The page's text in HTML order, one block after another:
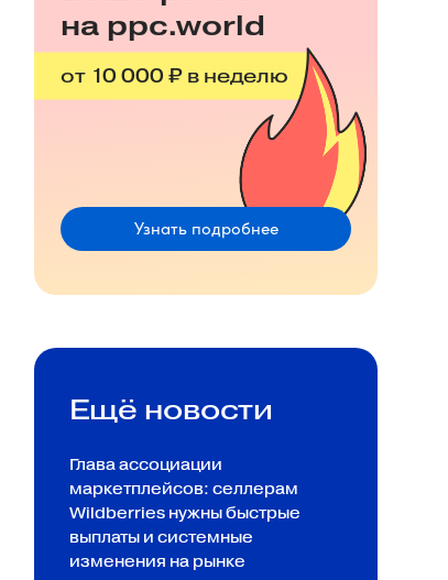
на ppc.world
от 10 000 ₽ в неделю
Узнать подробнее
Ещё новости
Глава ассоциации
маркетплейсов: селлерам
Wildberries нужны быстрые
выплаты и системные
изменения на рынке